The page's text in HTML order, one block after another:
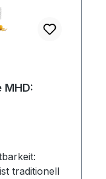
über das
MHD:
traditionell